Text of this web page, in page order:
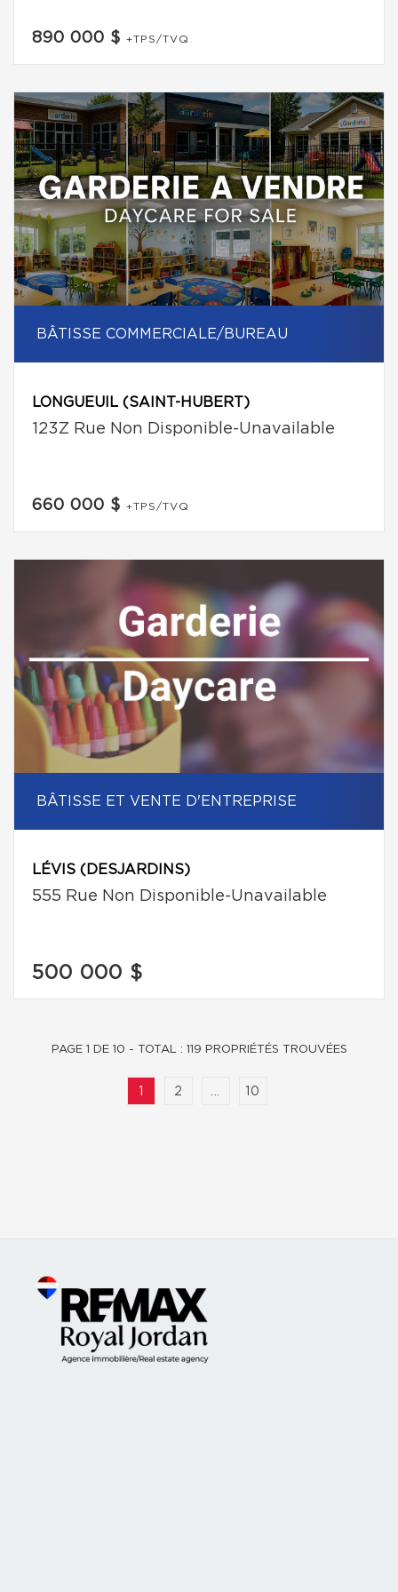
890 000 $ +TPS/TVQ
BÂTISSE COMMERCIALE/BUREAU
LONGUEUIL (SAINT-HUBERT)
123Z Rue Non Disponible-Unavailable
660 000 $ +TPS/TVQ
BÂTISSE ET VENTE D'ENTREPRISE
LÉVIS (DESJARDINS)
555 Rue Non Disponible-Unavailable
500 000 $
2 ... 10
PAGE 1 DE 10 - TOTAL : 119 PROPRIÉTÉS TROUVÉES